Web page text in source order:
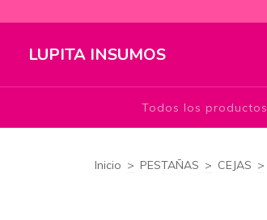
LUPITA INSUMOS
Todos los productos
Inicio > PESTAÑAS > CEJAS >